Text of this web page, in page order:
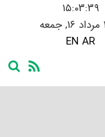
۱۵:۰۳:۴۱
EN AR